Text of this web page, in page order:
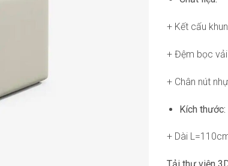
+ Kết cấu
+ Đệm bọc
+ Chân nút
Kích thước:
+ Dài